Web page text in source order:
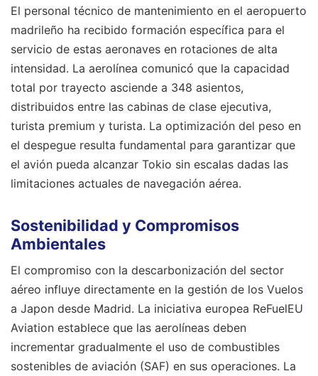
El personal técnico de mantenimiento en el aeropuerto
madrileño ha recibido formación específica para el
servicio de estas aeronaves en rotaciones de alta
intensidad. La aerolínea comunicó que la capacidad
total por trayecto asciende a 348 asientos,
distribuidos entre las cabinas de clase ejecutiva,
turista premium y turista. La optimización del peso en
el despegue resulta fundamental para garantizar que
el avión pueda alcanzar Tokio sin escalas dadas las
limitaciones actuales de navegación aérea.
Sostenibilidad y Compromisos
Ambientales
El compromiso con la descarbonización del sector
aéreo influye directamente en la gestión de los Vuelos
a Japon desde Madrid. La iniciativa europea ReFuelEU
Aviation establece que las aerolíneas deben
incrementar gradualmente el uso de combustibles
sostenibles de aviación (SAF) en sus operaciones. La